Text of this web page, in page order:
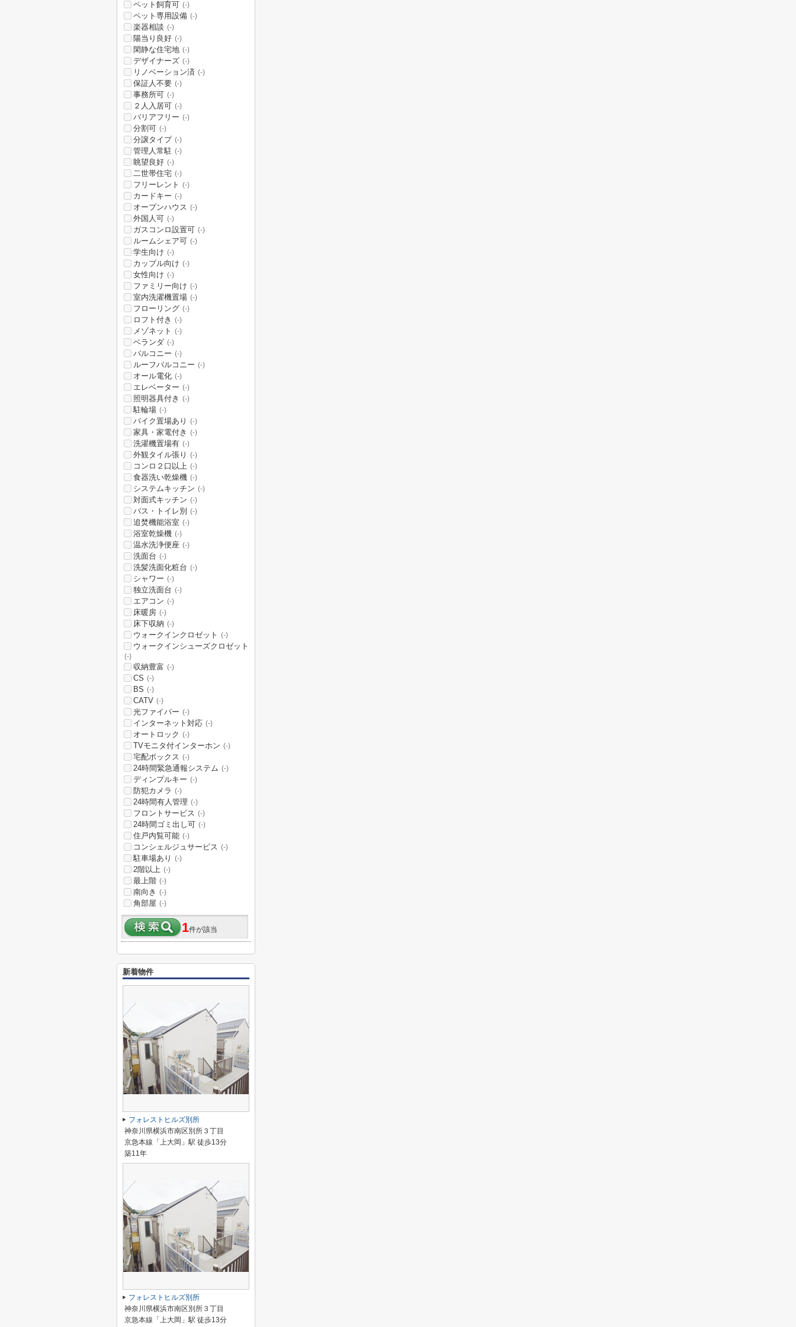
ペット飼育可 (-)
ペット専用設備 (-)
楽器相談 (-)
陽当り良好 (-)
閑静な住宅地 (-)
デザイナーズ (-)
リノベーション済 (-)
保証人不要 (-)
事務所可 (-)
２人入居可 (-)
バリアフリー (-)
分割可 (-)
分譲タイプ (-)
管理人常駐 (-)
眺望良好 (-)
二世帯住宅 (-)
フリーレント (-)
カードキー (-)
オープンハウス (-)
外国人可 (-)
ガスコンロ設置可 (-)
ルームシェア可 (-)
学生向け (-)
カップル向け (-)
女性向け (-)
ファミリー向け (-)
室内洗濯機置場 (-)
フローリング (-)
ロフト付き (-)
メゾネット (-)
ベランダ (-)
バルコニー (-)
ルーフバルコニー (-)
オール電化 (-)
エレベーター (-)
照明器具付き (-)
駐輪場 (-)
バイク置場あり (-)
家具・家電付き (-)
洗濯機置場有 (-)
外観タイル張り (-)
コンロ２口以上 (-)
食器洗い乾燥機 (-)
システムキッチン (-)
対面式キッチン (-)
バス・トイレ別 (-)
追焚機能浴室 (-)
浴室乾燥機 (-)
温水洗浄便座 (-)
洗面台 (-)
洗髪洗面化粧台 (-)
シャワー (-)
独立洗面台 (-)
エアコン (-)
床暖房 (-)
床下収納 (-)
ウォークインクロゼット (-)
ウォークインシューズクロゼット
(-)
収納豊富 (-)
CS (-)
BS (-)
CATV (-)
光ファイバー (-)
インターネット対応 (-)
オートロック (-)
TVモニタ付インターホン (-)
宅配ボックス (-)
24時間緊急通報システム (-)
ディンプルキー (-)
防犯カメラ (-)
24時間有人管理 (-)
フロントサービス (-)
24時間ゴミ出し可 (-)
住戸内覧可能 (-)
コンシェルジュサービス (-)
駐車場あり (-)
2階以上 (-)
最上階 (-)
南向き (-)
角部屋 (-)
1件が該当
新着物件
フォレストヒルズ別所
神奈川県横浜市南区別所３丁目
京急本線「上大岡」駅 徒歩13分
築11年
フォレストヒルズ別所
神奈川県横浜市南区別所３丁目
京急本線「上大岡」駅 徒歩13分